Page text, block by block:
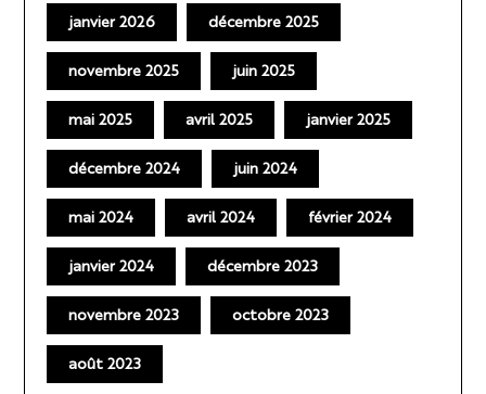
janvier 2026 décembre 2025
novembre 2025 juin 2025
mai 2025 avril 2025 janvier 2025
décembre 2024 juin 2024
mai 2024 avril 2024 février 2024
janvier 2024 décembre 2023
novembre 2023 octobre 2023
août 2023